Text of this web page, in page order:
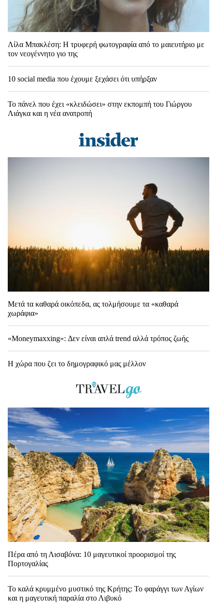
Λίλα Μπακλέση: Η τρυφερή φωτογραφία από το μαιευτήριο με
τον νεογέννητο γιο της
10 social media που έχουμε ξεχάσει ότι υπήρξαν
Το πάνελ που έχει «κλειδώσει» στην εκπομπή του Γιώργου
Λιάγκα και η νέα ανατροπή
Μετά τα καθαρά οικόπεδα, ας τολμήσουμε τα «καθαρά
χωράφια»
«Moneymaxxing»: Δεν είναι απλά trend αλλά τρόπος ζωής
Η χώρα που ζει το δημογραφικό μας μέλλον
Πέρα από τη Λισαβόνα: 10 μαγευτικοί προορισμοί της
Πορτογαλίας
Το καλά κρυμμένο μυστικό της Κρήτης: Το φαράγγι των Αγίων
και η μαγευτική παραλία στο Λιβυκό